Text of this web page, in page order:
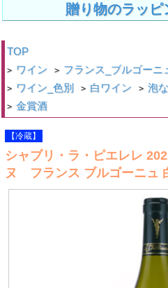
贈り物のラッピ
TOP
> ワイン > フランス_ブルゴーニ
> ワイン_色別 > 白ワイン > 泡
> 金賞酒
【冷蔵】
シャブリ・ラ・ピエレレ
ヌ フランス ブルゴーニュ